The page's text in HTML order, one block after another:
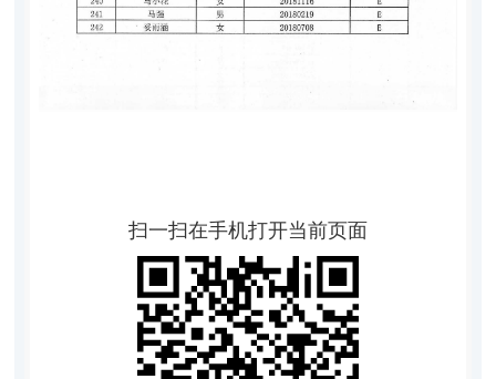
扫一扫在手机打开当前页面